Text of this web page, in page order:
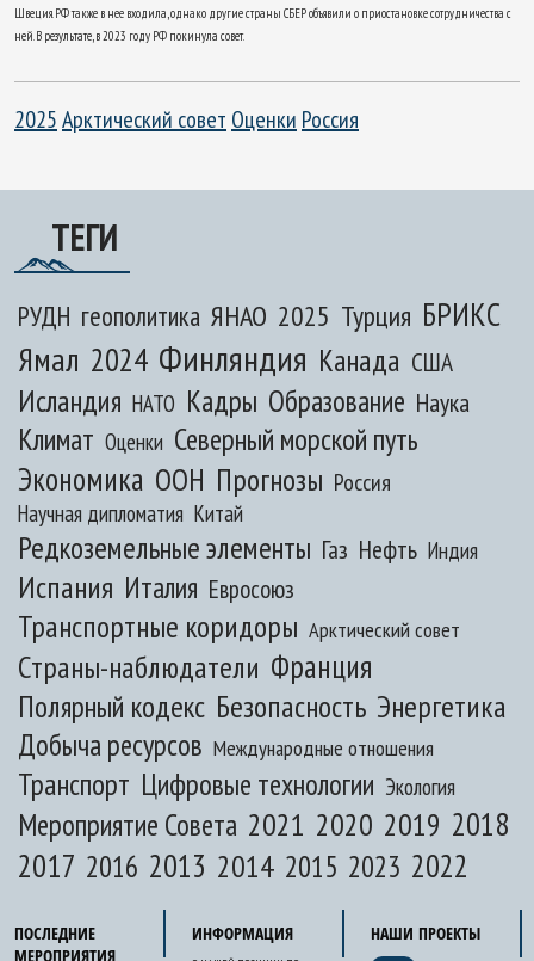
Швеция. РФ также в нее входила, однако другие страны СБЕР объявили о приостановке сотрудничества с
ней. В результате, в 2023 году РФ покинула совет.
2025Арктический совет Оценки Россия
ТЕГИ
РУДН геополитика ЯНАО 2025 Турция БРИКС
Ямал 2024 Финляндия Канада США
Исландия НАТО Кадры Образование Наука
Климат Оценки Северный морской путь
Экономика ООН Прогнозы Россия
Научная дипломатия Китай
Редкоземельные элементы Газ Нефть Индия
Испания Италия Евросоюз
Транспортные коридоры Арктический совет
Страны-наблюдатели Франция
Полярный кодекс Безопасность Энергетика
Добыча ресурсов Международные отношения
Транспорт Цифровые технологии Экология
Мероприятие Совета 2021 2020 2019 2018
2017 2016 2013 2014 2015 2023 2022
ПОСЛЕДНИЕ
МЕРОПРИЯТИЯ
ИНФОРМАЦИЯ НАШИ ПРОЕКТЫ